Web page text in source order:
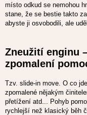
místo odkud se nemohou
stane, že se bestie takto
abyste ji osvobodili, ale
Zneužití enginu
zpomalení
Tzv. slide-in move. O co
zpomalené nějakým
přetížení atd... Pohyb
rychlejší než klasický běh